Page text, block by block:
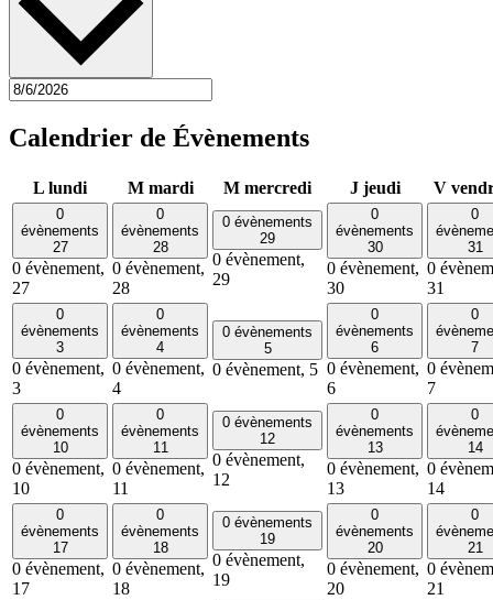
Calendrier de Évènements
L lundi M mardi M mercredi J jeudi V
0
évènements
27
0 évènement,
27
0
évènements
28
0 évènement,
28
0 évènements
29
0 évènement,
29
0
évènements
30
0 évènement,
30
0
31
0
31
0
évènements
3
0 évènement,
3
0
évènements
4
0 évènement,
4
0 évènements
5
0 évènement, 5
0
évènements
6
0 évènement,
6
0
7
0
7
0
évènements
10
0 évènement,
10
0
évènements
11
0 évènement,
11
0 évènements
12
0 évènement,
12
0
évènements
13
0 évènement,
13
0
14
0
14
0
évènements
17
0 évènement,
17
0
évènements
18
0 évènement,
18
0 évènements
19
0 évènement,
19
0
évènements
20
0 évènement,
20
0
21
0
21